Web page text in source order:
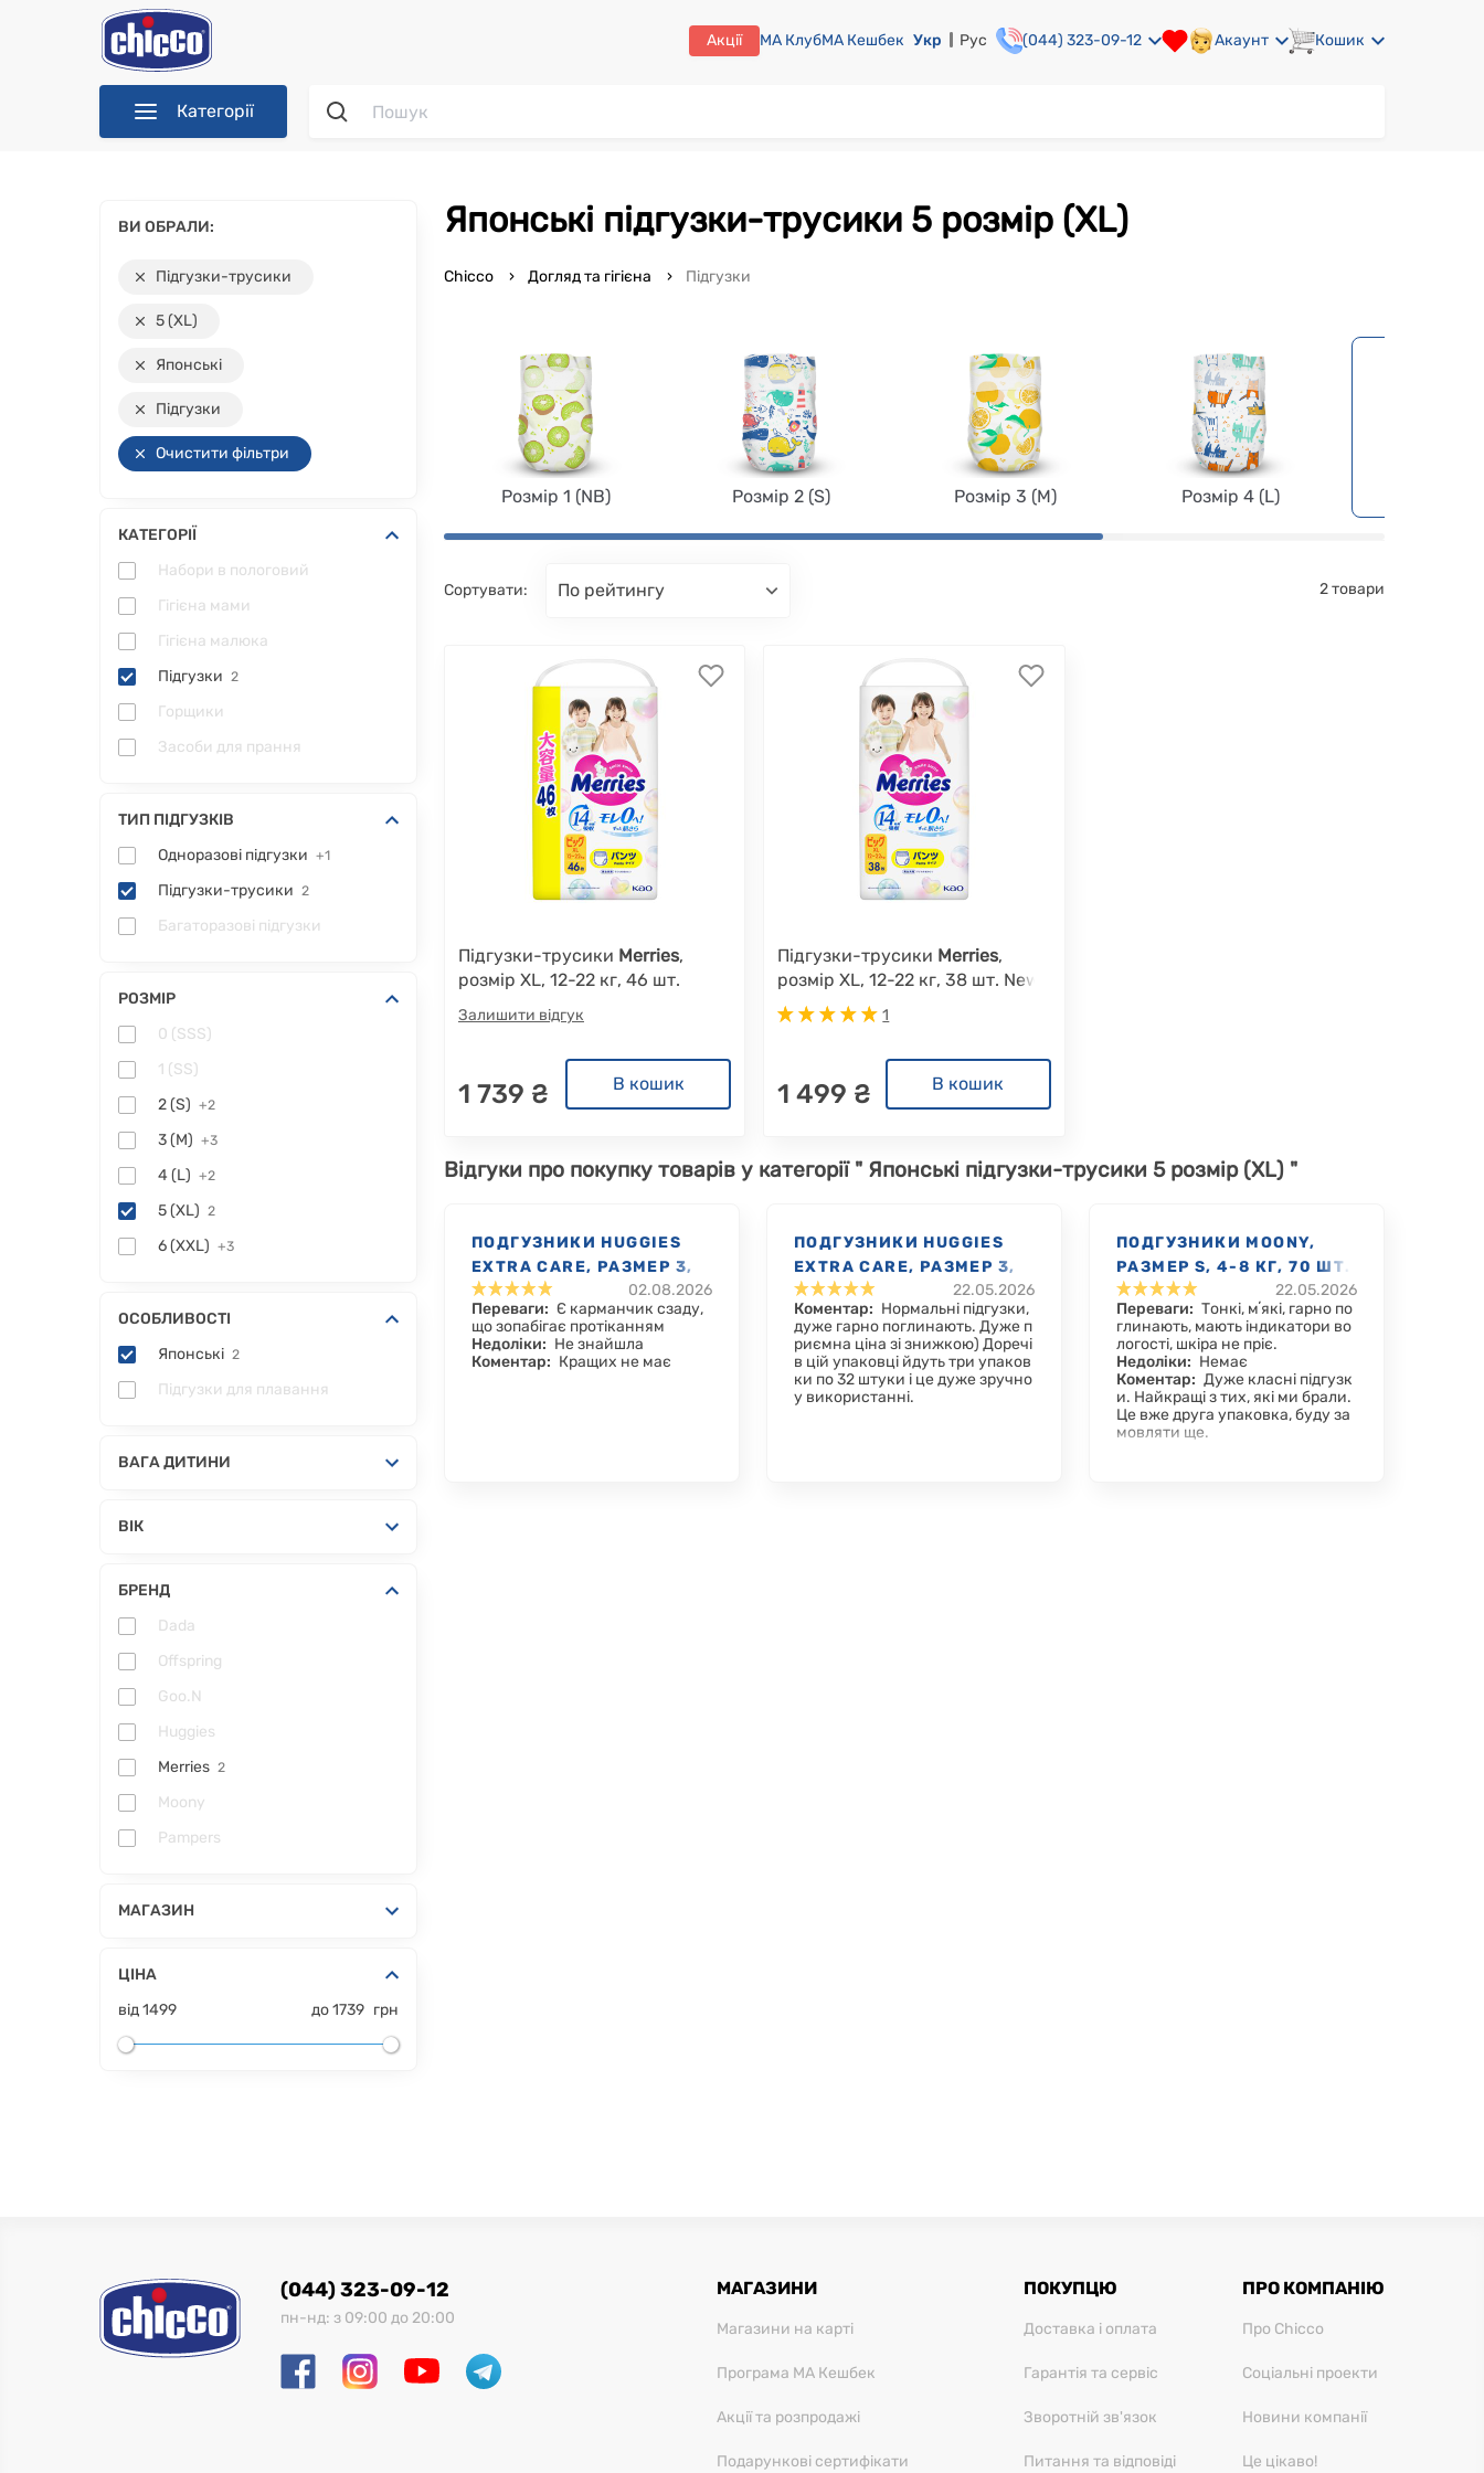
Акції МА КлубМА Кешбек Укр Рус (044) 323-09-12 Акаунт Кошик
Категорії
ВИ ОБРАЛИ:
Підгузки-трусики
5 (XL)
Японські
Підгузки
Очистити фільтри
КАТЕГОРІЇ
Набори в пологовий
Гігієна мами
Гігієна малюка
Підгузки 2
Горщики
Засоби для прання
ТИП ПІДГУЗКІВ
Одноразові підгузки +1
Підгузки-трусики 2
Багаторазові підгузки
РОЗМІР
0 (SSS)
1 (SS)
2 (S) +2
3 (M) +3
4 (L) +2
5 (XL) 2
6 (XXL) +3
ОСОБЛИВОСТІ
Японські 2
Підгузки для плавання
ВАГА ДИТИНИ
ВІК
БРЕНД
Dada
Offspring
Goo.N
Huggies
Merries 2
Moony
Pampers
МАГАЗИН
ЦІНА
від1499 до1739 грн
Японські підгузки-трусики 5 розмір (XL)
Chicco Догляд та гігієна Підгузки
Розмір 1 (NB) Розмір 2 (S) Розмір 3 (M) Розмір 4 (L)
Сортувати: по рейтингу 2 товари
Підгузки-трусики Merries,
розмір XL, 12-22 кг, 46 шт.
Залишити відгук
1 739 ₴ В кошик
Підгузки-трусики Merries,
розмір XL, 12-22 кг, 38 шт. New
1
1 499 ₴ В кошик
Відгуки про покупку товарів у категорії " Японські підгузки-трусики 5 розмір (XL) "
ПОДГУЗНИКИ HUGGIES
EXTRA CARE, РАЗМЕР 3,
6-10 КГ, 40 ШТ.
02.08.2026
Переваги: Є карманчик сзаду,
що зопабігає протіканням
Недоліки: Не знайшла
Коментар: Кращих не має
ПОДГУЗНИКИ HUGGIES
EXTRA CARE, РАЗМЕР 3,
6-10 КГ, 96 ШТ.
22.05.2026
Коментар: Нормальні підгузки,
дуже гарно поглинають. Дуже п
риємна ціна зі знижкою) Доречі
в цій упаковці йдуть три упаков
ки по 32 штуки і це дуже зручно
у використанні.
ПОДГУЗНИКИ MOONY,
РАЗМЕР S, 4-8 КГ, 70 ШТ.
22.05.2026
Переваги: Тонкі, мʼякі, гарно по
глинають, мають індикатори во
логості, шкіра не пріє.
Недоліки: Немає
Коментар: Дуже класні підгузк
и. Найкращі з тих, які ми брали.
Це вже друга упаковка, буду за
мовляти ще.
(044) 323-09-12
пн-нд: з 09:00 до 20:00
МАГАЗИНИ
Магазини на карті
Програма МА Кешбек
Акції та розпродажі
Подарункові сертифікати
ПОКУПЦЮ
Доставка і оплата
Гарантія та сервіс
Зворотній зв'язок
Питання та відповіді
ПРО КОМПАНІЮ
Про Chicco
Соціальні проекти
Новини компанії
Це цікаво!